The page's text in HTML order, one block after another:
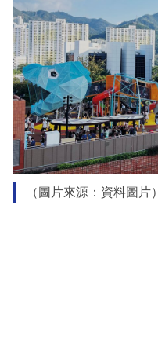
（圖片來源：資料圖片）